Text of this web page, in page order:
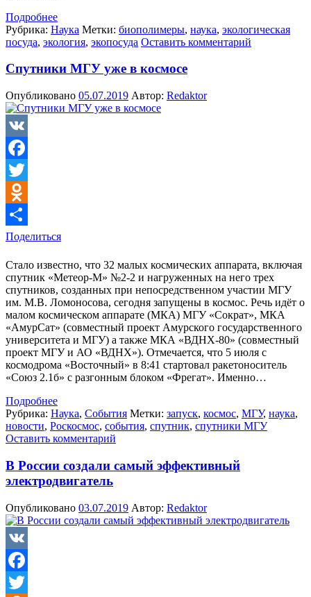
Подробнее
Рубрика: Наука Метки: биополимеры, наука, экологическая
посуда, экология, экопосуда Оставить комментарий
Спутники МГУ уже в космосе
Опубликовано 05.07.2019 Автор: Redaktor
VK
Facebook
Twitter
Odnoklassniki
Поделиться
Стало известно, что 32 малых космических аппарата, включая
спутник «Метеор-М» №2-2 и нагруженных на него трех
спутников, созданных при непосредственном участии МГУ
им. М.В. Ломоносова, сегодня запущены в космос. Речь идёт о
малом космическом аппарате (МКА) МГУ «Сократ», МКА
«АмурСат» (совместный проект Амурского государственного
университета и МГУ) а также МКА «ВДНХ-80» (совместный
проект МГУ и АО «ВДНХ»). Отмечается, что 5 июля с
космодрома «Восточный» в 8:41 стартовал ракетоноситель
«Союз 2.1б» с разгонным блоком «Фрегат». Именно…
Подробнее
Рубрика: Наука, События Метки: запуск, космос, МГУ, наука,
новости, Роскосмос, события, спутник, спутники МГУ
Оставить комментарий
В России создали самый эффективный
электродвигатель
Опубликовано 03.07.2019 Автор: Redaktor
VK
Facebook